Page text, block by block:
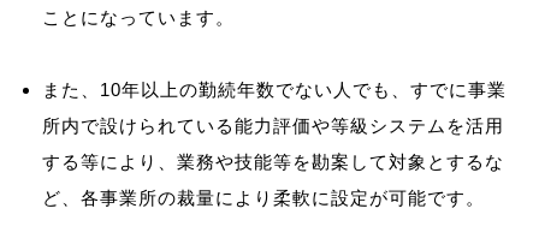
ことになっています。
また、10年以上の勤続年数でない人でも、すでに事業
所内で設けられている能力評価や等級システムを活用
する等により、業務や技能等を勘案して対象とするな
ど、各事業所の裁量により柔軟に設定が可能です。